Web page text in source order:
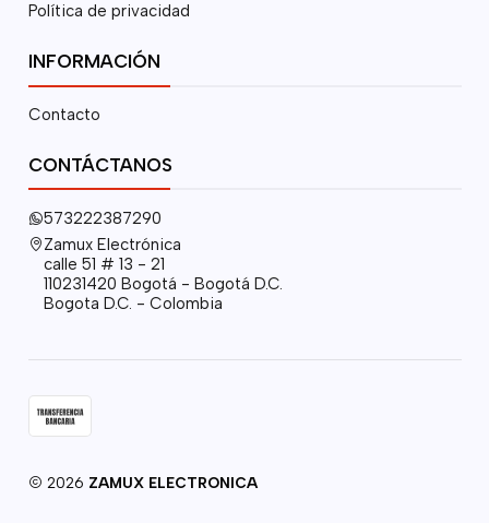
Política de privacidad
INFORMACIÓN
Contacto
CONTÁCTANOS
573222387290
Zamux Electrónica
calle 51 # 13 - 21
110231420 Bogotá - Bogotá D.C.
Bogota D.C. - Colombia
2026 ZAMUX ELECTRONICA